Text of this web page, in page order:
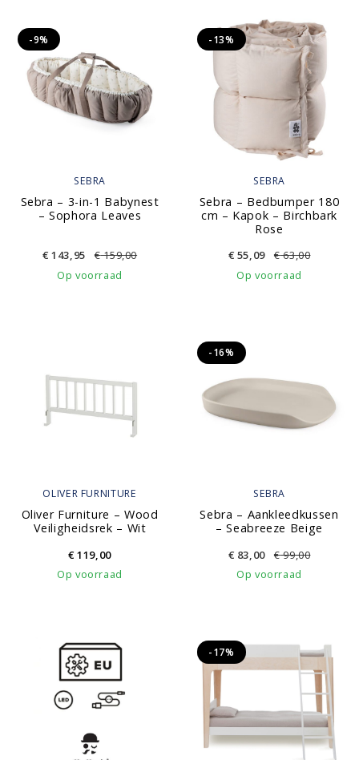
SEBRA
Sebra – 3-in-1 Babynest
– Sophora Leaves
€ 143,95 €159,00
-9%
Op voorraad
SEBRA
Sebra – Bedbumper 180
cm – Kapok – Birchbark
Rose
€ 55,09 €63,00
-13%
Op voorraad
OLIVER FURNITURE
Oliver Furniture – Wood
Veiligheidsrek – Wit
€119,00
Op voorraad
SEBRA
Sebra – Aankleedkussen
– Seabreeze Beige
€ 83,00 €99,00
-16%
Op voorraad
-17%